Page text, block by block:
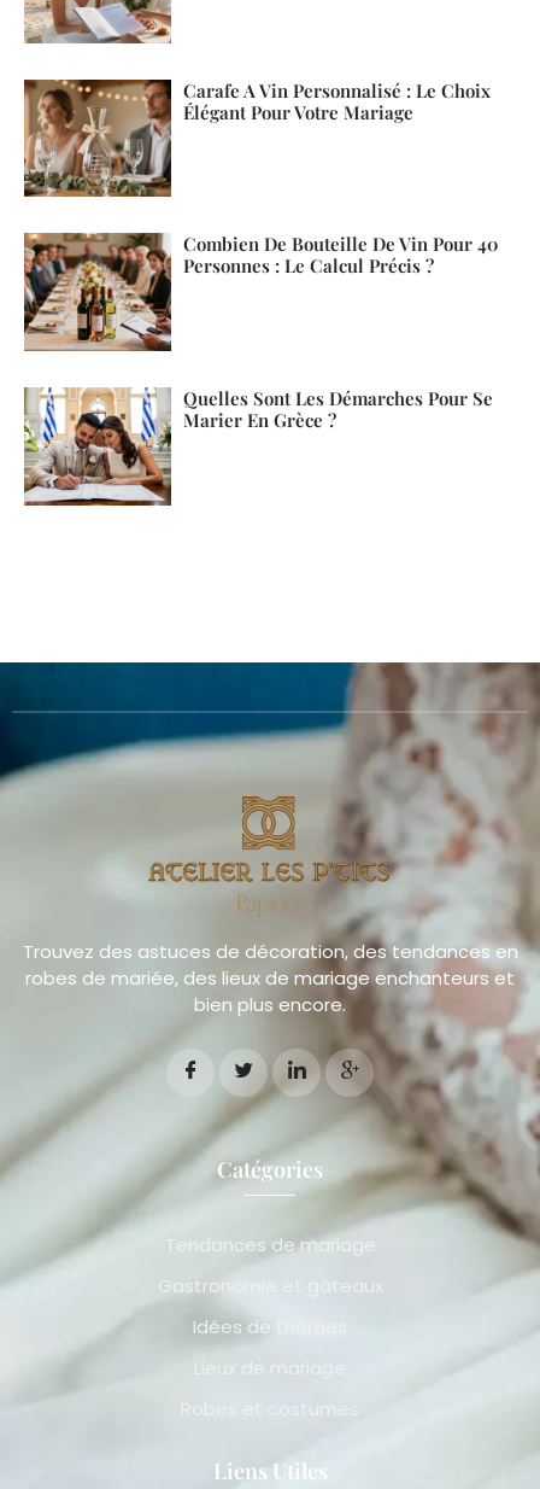
Carafe A Vin Personnalisé : Le Choix
Élégant Pour Votre Mariage
Combien De Bouteille De Vin Pour 40
Personnes : Le Calcul Précis ?
Quelles Sont Les Démarches Pour Se
Marier En Grèce ?
Trouvez des astuces de décoration, des tendances en
robes de mariée, des lieux de mariage enchanteurs et
bien plus encore.
Catégories
Tendances de mariage
Gastronomie et gâteaux
Idées de thèmes
Lieux de mariage
Robes et costumes
Liens Utiles